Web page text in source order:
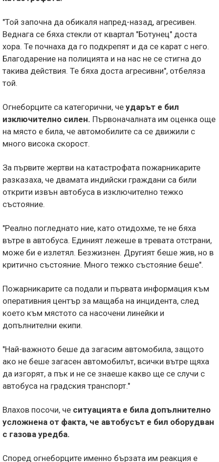
"Той започна да обикаля напред-назад, агресивен.
Веднага се бяха стекли от квартал "Ботунец" доста
хора. Те почнаха да го подкрепят и да се карат с него.
Благодарение на полицията и на нас не се стигна до
такива действия. Те бяха доста агресивни", отбеляза
той.
Огнеборците са категорични, че ударът е бил
изключително силен. Първоначалната им оценка още
на място е била, че автомобилите са се движили с
много висока скорост.
За първите жертви на катастрофата пожарникарите
разказаха, че двамата индийски граждани са били
открити извън автобуса в изключително тежко
състояние.
"Реално погледнато ние, като отидохме, те не бяха
вътре в автобуса. Единият лежеше в тревата отстрани,
може би е излетял. Безжизнен. Другият беше жив, но в
критично състояние. Много тежко състояние беше".
Пожарникарите са подали и първата информация към
оперативния център за мащаба на инцидента, след
което към мястото са насочени линейки и
допълнителни екипи.
"Най-важното беше да загасим автомобила, защото
ако не беше загасен автомобилът, всички вътре щяха
да изгорят, а пък и не се знаеше какво ще се случи с
автобуса на градския транспорт."
Влахов посочи, че ситуацията е била допълнително
усложнена от факта, че автобусът е бил оборудван
с газова уредба.
Според огнеборците именно бързата им реакция е